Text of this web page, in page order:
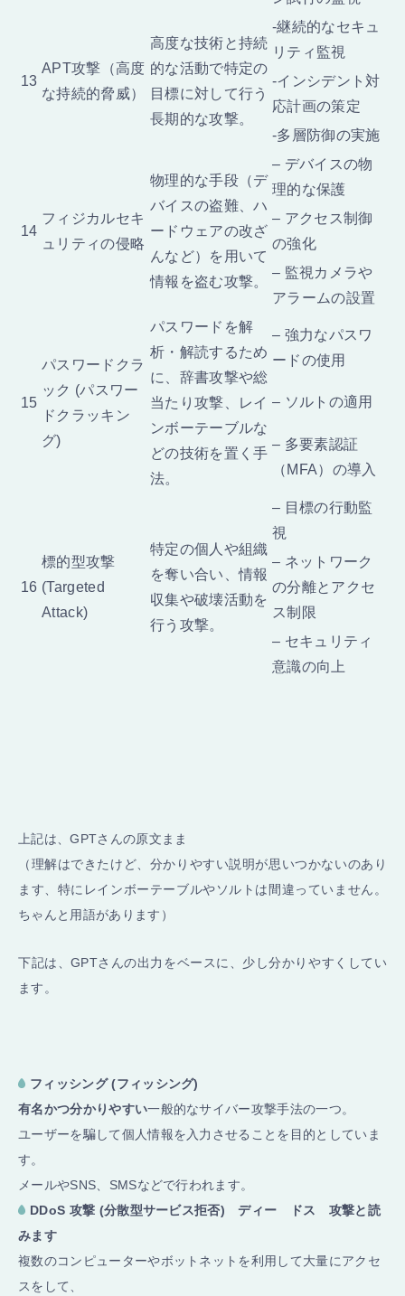
13
APT攻撃（高度
な持続的脅威）
高度な技術と持続
的な活動で特定の
目標に対して行う
長期的な攻撃。
-継続的なセキュ
リティ監視
-インシデント対
応計画の策定
-多層防御の実施
14
フィジカルセキ
ュリティの侵略
物理的な手段（デ
バイスの盗難、ハ
ードウェアの改ざ
んなど）を用いて
情報を盗む攻撃。
– デバイスの物
理的な保護
– アクセス制御
の強化
– 監視カメラや
アラームの設置
15
パスワードクラ
ック (パスワー
ドクラッキン
グ)
パスワードを解
析・解読するため
に、辞書攻撃や総
当たり攻撃、レイ
ンボーテーブルな
どの技術を置く手
法。
– 強力なパスワ
ードの使用
– ソルトの適用
– 多要素認証
（MFA）の導入
16
標的型攻撃
(Targeted
Attack)
特定の個人や組織
を奪い合い、情報
収集や破壊活動を
行う攻撃。
– 目標の行動監
視
– ネットワーク
の分離とアクセ
ス制限
– セキュリティ
意識の向上
上記は、GPTさんの原文まま
（理解はできたけど、分かりやすい説明が思いつかないのあり
ます、特にレインボーテーブルやソルトは間違っていません。
ちゃんと用語があります）
下記は、GPTさんの出力をベースに、少し分かりやすくしてい
ます。
フィッシング (フィッシング)
有名かつ分かりやすい一般的なサイバー攻撃手法の一つ。
ユーザーを騙して個人情報を入力させることを目的としていま
す。
メールやSNS、SMSなどで行われます。
DDoS 攻撃 (分散型サービス拒否) ディー ドス 攻撃と読
みます
複数のコンピューターやボットネットを利用して大量にアクセ
スをして、